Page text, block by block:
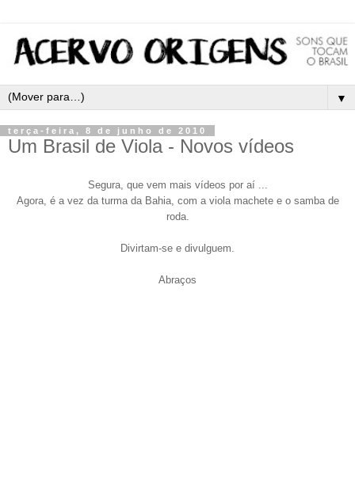
▼
terça-feira, 8 de junho de 2010
Um Brasil de Viola - Novos vídeos
Segura, que vem mais vídeos por aí ...
Agora, é a vez da turma da Bahia, com a viola machete e o samba de
roda.
Divirtam-se e divulguem.
Abraços